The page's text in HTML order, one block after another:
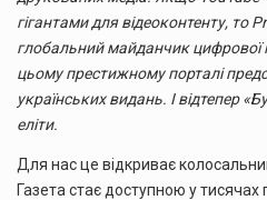
гігантами для відеоконтенту, то
глобальний майданчик цифрової
цьому престижному порталі
українських видань. І відтепер
еліти.
Для нас це відкриває
Газета стає доступною у